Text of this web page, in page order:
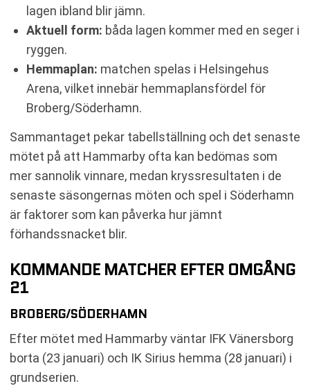
lagen ibland blir jämn.
Aktuell form: båda lagen kommer med en seger i
ryggen.
Hemmaplan: matchen spelas i Helsingehus
Arena, vilket innebär hemmaplansfördel för
Broberg/Söderhamn.
Sammantaget pekar tabellställning och det senaste
mötet på att Hammarby ofta kan bedömas som
mer sannolik vinnare, medan kryssresultaten i de
senaste säsongernas möten och spel i Söderhamn
är faktorer som kan påverka hur jämnt
förhandssnacket blir.
KOMMANDE MATCHER EFTER OMGÅNG
21
BROBERG/SÖDERHAMN
Efter mötet med Hammarby väntar IFK Vänersborg
borta (23 januari) och IK Sirius hemma (28 januari) i
grundserien.